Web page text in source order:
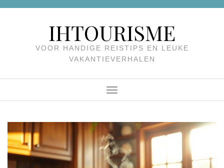
IHTOURISME
VOOR HANDIGE REISTIPS EN LEUKE
VAKANTIEVERHALEN
Menu